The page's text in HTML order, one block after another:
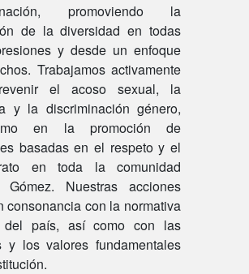
promoviendo la
de la diversidad en todas
y desde un enfoque
Trabajamos activamente
el acoso sexual, la
y la discriminación género,
en la promoción de
basadas en el respeto y el
en toda la comunidad
Gómez. Nuestras acciones
consonancia con la normativa
del país, así como con las
y los valores fundamentales